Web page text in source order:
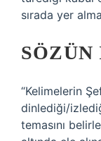
sırada yer
“Kelimelerin
dinlediği/
temasını